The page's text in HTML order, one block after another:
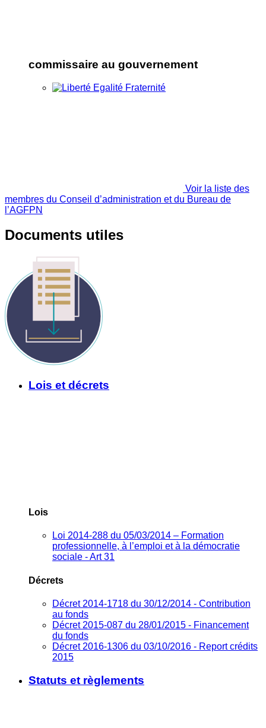
commissaire au gouvernement
Voir la liste des
membres du Conseil d’administration et du Bureau de
l’AGFPN
Documents utiles
Lois et décrets
Lois
Loi 2014-288 du 05/03/2014 – Formation
professionnelle, à l’emploi et à la démocratie
sociale - Art 31
Décrets
Décret 2014-1718 du 30/12/2014 - Contribution
au fonds
Décret 2015-087 du 28/01/2015 - Financement
du fonds
Décret 2016-1306 du 03/10/2016 - Report crédits
2015
Statuts et règlements